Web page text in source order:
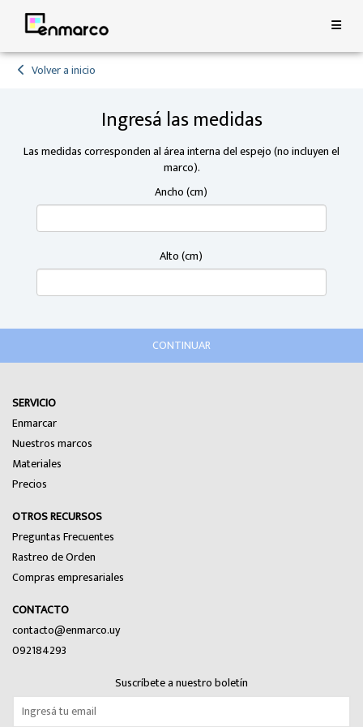
Volver a inicio
Ingresá las medidas
Las medidas corresponden al área interna del espejo(no incluyen el
marco).
Ancho (cm)
Alto (cm)
CONTINUAR
SERVICIO
Enmarcar
Nuestros marcos
Materiales
Precios
OTROS RECURSOS
Preguntas Frecuentes
Rastreo de Orden
Compras empresariales
CONTACTO
contacto@enmarco.uy
092184293
Suscríbete a nuestro boletín